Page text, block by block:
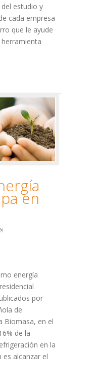
estudio y
cada empresa
que le ayude
en
energía
por
de
Biomasa, en el
de la
en la
es alcanzar el